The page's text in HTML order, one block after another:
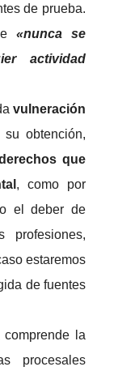
de prueba.
«nunca se
actividad
vulneración
su obtención,
que
, como por
el deber de
profesiones,
estaremos
de fuentes
comprende la
procesales